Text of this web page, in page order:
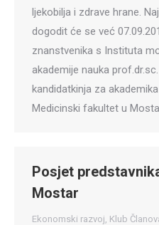
ljekobilja i zdrave hrane.
dogodit će se već
znanstvenika s Instituta
akademije nauka
kandidatkinja za
Medicinski fakultet u
Posjet
Mostar
Ekonomski razvoj, Klub